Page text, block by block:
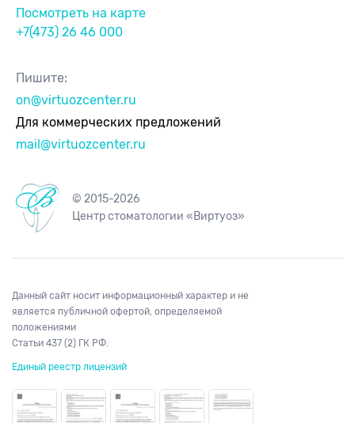
Посмотреть на карте
+7(473) 26 46 000
Пишите:
on@virtuozcenter.ru
Для коммерческих предложений
mail@virtuozcenter.ru
© 2015-2026
Центр стоматологии «Виртуоз»
Данный сайт носит информационный характер и не
является публичной офертой, определяемой
положениями
Статьи 437 (2) ГК РФ.
Единый реестр лицензий